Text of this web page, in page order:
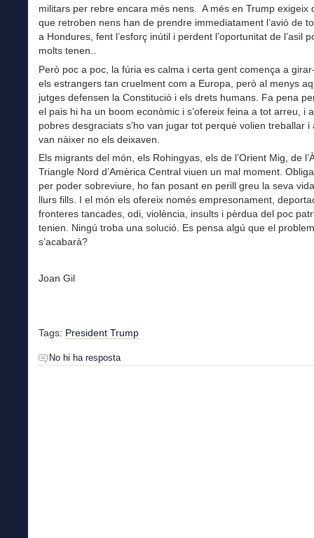
militars per rebre encara més nens. A més en Trump exigeix
que retroben nens han de prendre immediatament l’avió de
a Hondures, fent l’esforç inútil i perdent l’oportunitat de l’asil
molts tenen..
Però poc a poc, la fúria es calma i certa gent comença a
els estrangers tan cruelment com a Europa, però al menys
jutges defensen la Constitució i els drets humans. Fa pena
el pais hi ha un boom econòmic i s’ofereix feina a tot arreu, i
pobres desgraciats s’ho van jugar tot perquè volien treballar i
van nàixer no els deixaven.
Els migrants del món, els Rohingyas, els de l’Orient Mig, de
Triangle Nord d’Amèrica Central viuen un mal moment.
per poder sobreviure, ho fan posant en perill greu la seva
llurs fills. I el món els ofereix només empresonament,
fronteres tancades, odi, violència, insults i pèrdua del poc
tenien. Ningú troba una solució. Es pensa algú que el
s’acabarà?
Joan Gil
Tags: President Trump
No hi ha resposta